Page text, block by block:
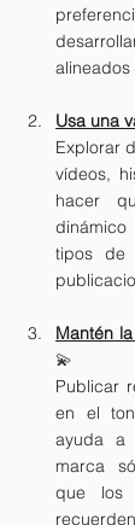
alineados
Usa una
Explorar
vídeos,
hacer
tipos de
Mantén
💫
Publicar
en el
ayuda a
marca
que los